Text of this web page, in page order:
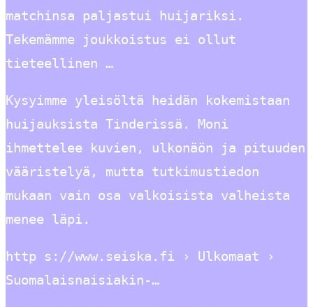
matchinsa paljastui huijariksi.
Tekemämme joukkoistus ei ollut
tieteellinen …
Kysyimme yleisöltä heidän kokemistaan
huijauksista Tinderissä. Moni
ihmettelee kuvien, ulkonäön ja pituuden
vääristelyä, mutta tutkimustiedon
mukaan vain osa valkoisista valheista
menee läpi.
http s://www.seiska.fi › Ulkomaat ›
Suomalaisnaisiakin-…